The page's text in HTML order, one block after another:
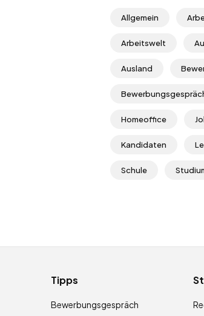
Allgemein
Arbeitswelt
Ausland
Homeoffice
Kandidaten
Schule
Tipps
Bewerbungsgespräch